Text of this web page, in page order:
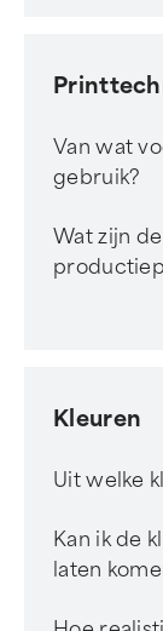
Van wat
gebruik?
Wat zijn
Kleuren
Uit welke
Kan ik de
laten